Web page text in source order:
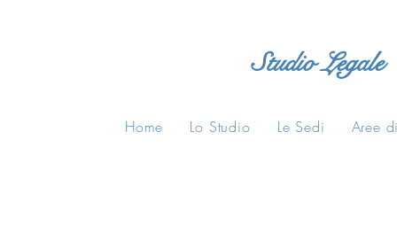
Studio Legale
Home Lo Studio Le Sedi Aree